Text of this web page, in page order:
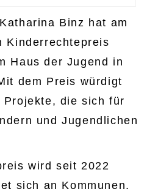
Binz hat am
Kinderrechtepreis
Haus der Jugend in
dem Preis würdigt
Projekte, die sich für
und Jugendlichen
wird seit 2022
sich an Kommunen,